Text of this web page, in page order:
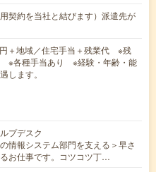
契約を当社と結びます）派遣先が
＋地域／住宅手当＋残業代 ※残
※各種手当あり ※経験・年齢・能
します。
プデスク
情報システム部門を支える＞早さ
お仕事です。コツコツ丁…